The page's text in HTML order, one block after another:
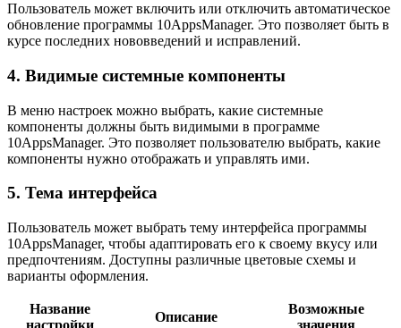
Пользователь может включить или отключить автоматическое
обновление программы 10AppsManager. Это позволяет быть в
курсе последних нововведений и исправлений.
4. Видимые системные компоненты
В меню настроек можно выбрать, какие системные
компоненты должны быть видимыми в программе
10AppsManager. Это позволяет пользователю выбрать, какие
компоненты нужно отображать и управлять ими.
5. Тема интерфейса
Пользователь может выбрать тему интерфейса программы
10AppsManager, чтобы адаптировать его к своему вкусу или
предпочтениям. Доступны различные цветовые схемы и
варианты оформления.
Название
настройки
Описание
Возможные
значения